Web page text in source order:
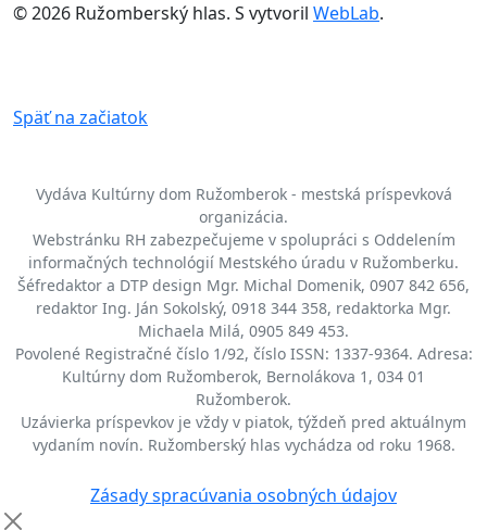
© 2026 Ružomberský hlas. S vytvoril WebLab.
Späť na začiatok
Vydáva Kultúrny dom Ružomberok - mestská príspevková
organizácia.
Webstránku RH zabezpečujeme v spolupráci s Oddelením
informačných technológií Mestského úradu v Ružomberku.
Šéfredaktor a DTP design Mgr. Michal Domenik, 0907 842 656,
redaktor Ing. Ján Sokolský, 0918 344 358, redaktorka Mgr.
Michaela Milá, 0905 849 453.
Povolené Registračné číslo 1/92, číslo ISSN: 1337-9364. Adresa:
Kultúrny dom Ružomberok, Bernolákova 1, 034 01
Ružomberok.
Uzávierka príspevkov je vždy v piatok, týždeň pred aktuálnym
vydaním novín. Ružomberský hlas vychádza od roku 1968.
Zásady spracúvania osobných údajov